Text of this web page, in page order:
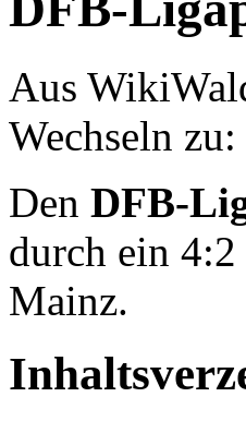
Aus
Wechseln zu:
Den DFB-
durch ein 4:2
Mainz.